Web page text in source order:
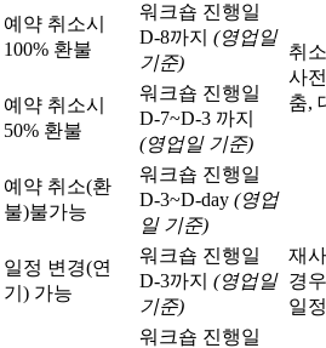
예약 취소시
100% 환불
워크숍 진행일
D-8까지 (영업일
기준)
취
사
춤,
예약 취소시
50% 환불
워크숍 진행일
D-7~D-3 까지
(영업일 기준)
예약 취소(환
불)불가능
워크숍 진행일
D-3~D-day (영업
일 기준)
일정 변경(연
기) 가능
워크숍 진행일
D-3까지 (영업일
기준)
재
경
일
워크숍 진행일